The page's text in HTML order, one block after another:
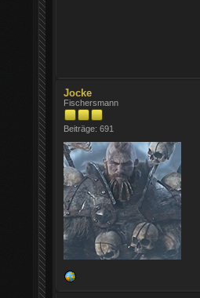
Jocke
Fischersmann
Beiträge: 691